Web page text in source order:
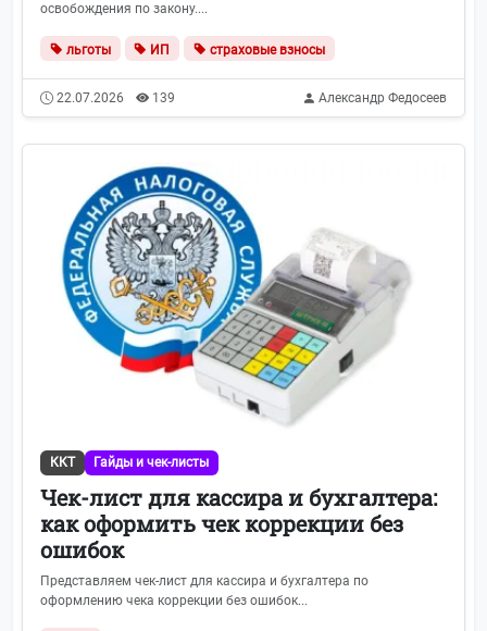
освобождения по закону....
льготы ИП страховые взносы
22.07.2026 139 Александр Федосеев
ККТ Гайды и чек-листы
Чек-лист для кассира и бухгалтера:
как оформить чек коррекции без
ошибок
Представляем чек-лист для кассира и бухгалтера по
оформлению чека коррекции без ошибок...